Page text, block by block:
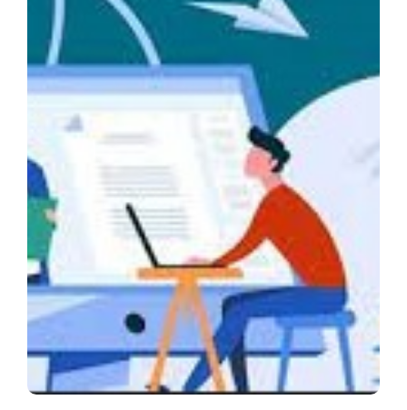
Preparati per superare il concorso